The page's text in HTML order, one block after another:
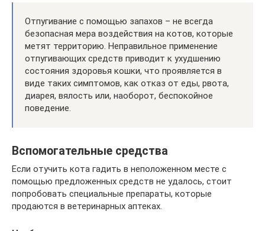
Отпугивание с помощью запахов – не всегда
безопасная мера воздействия на котов, которые
метят территорию. Неправильное применение
отпугивающих средств приводит к ухудшению
состояния здоровья кошки, что проявляется в
виде таких симптомов, как отказ от еды, рвота,
диарея, вялость или, наоборот, беспокойное
поведение.
Вспомогательные средства
Если отучить кота гадить в неположенном месте с
помощью предложенных средств не удалось, стоит
попробовать специальные препараты, которые
продаются в ветеринарных аптеках.